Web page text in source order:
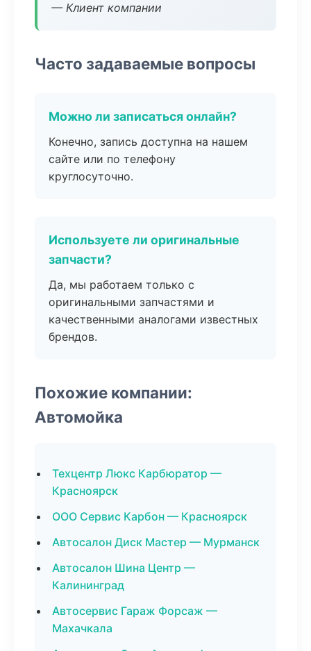
— Клиент компании
Часто задаваемые вопросы
Можно ли записаться онлайн?
Конечно, запись доступна на нашем
сайте или по телефону
круглосуточно.
Используете ли оригинальные
запчасти?
Да, мы работаем только с
оригинальными запчастями и
качественными аналогами известных
брендов.
Похожие компании:
Автомойка
Техцентр Люкс Карбюратор —
Красноярск
ООО Сервис Карбон — Красноярск
Автосалон Диск Мастер — Мурманск
Автосалон Шина Центр —
Калининград
Автосервис Гараж Форсаж —
Махачкала